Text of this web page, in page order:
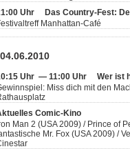
Uhr
Das Country-Fest:
Manhattan-Café
Uhr — 11:00 Uhr Wer ist
Miss dich mit den
Comic-Kino
Man 2 (USA 2009) / Prince of
Mr. Fox (USA 2009) /